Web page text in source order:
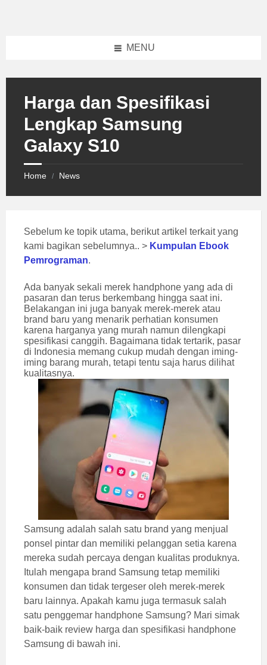
MENU
Harga dan Spesifikasi
Lengkap Samsung
Galaxy S10
Home / News
Sebelum ke topik utama, berikut artikel terkait yang
kami bagikan sebelumnya.. > Kumpulan Ebook
Pemrograman.
Ada banyak sekali merek handphone yang ada di
pasaran dan terus berkembang hingga saat ini.
Belakangan ini juga banyak merek-merek atau
brand baru yang menarik perhatian konsumen
karena harganya yang murah namun dilengkapi
spesifikasi canggih. Bagaimana tidak tertarik, pasar
di Indonesia memang cukup mudah dengan iming-
iming barang murah, tetapi tentu saja harus dilihat
kualitasnya.
Samsung adalah salah satu brand yang menjual
ponsel pintar dan memiliki pelanggan setia karena
mereka sudah percaya dengan kualitas produknya.
Itulah mengapa brand Samsung tetap memiliki
konsumen dan tidak tergeser oleh merek-merek
baru lainnya. Apakah kamu juga termasuk salah
satu penggemar handphone Samsung? Mari simak
baik-baik review harga dan spesifikasi handphone
Samsung di bawah ini.